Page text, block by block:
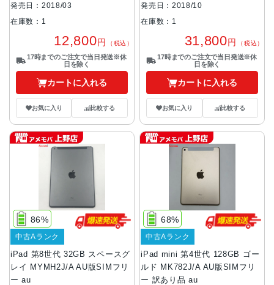
発売日：2018/03
在庫数：1
12,800円 （税込）
17時までのご注文で当日発送※休
日を除く
カートに入れる
お気に入り 比較する
発売日：2018/10
在庫数：1
31,800円 （税込）
17時までのご注文で当日発送※休
日を除く
カートに入れる
お気に入り 比較する
iPad 第8世代 32GB スペースグ
レイ MYMH2J/A AU版SIMフリ
ー au
86%
中古Aランク
iPad mini 第4世代 128GB ゴー
ルド MK782J/A AU版SIMフリ
ー 訳あり品 au
68%
中古Aランク